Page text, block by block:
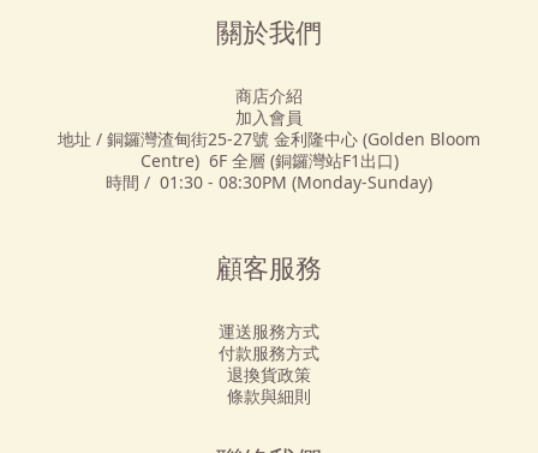
關於我們
商店介紹
加入會員
地址 / 銅鑼灣渣甸街25-27號 金利隆中心 (Golden Bloom
Centre) 6F 全層 (銅鑼灣站F1出口)
時間 / 01:30 - 08:30PM (Monday-Sunday)
顧客服務
運送服務方式
付款服務方式
退換貨政策
條款與細則